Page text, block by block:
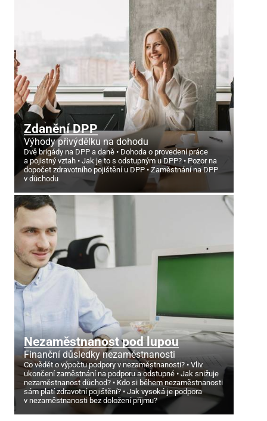
Zdanění DPP
Výhody přivýdělku na dohodu
Dvě brigády na DPP a daně
Dohoda o provedení práce
a pojistný vztah
Jak je to s odstupným u DPP?
Pozor na
dopočet zdravotního pojištění u DPP
Zaměstnání na DPP
v důchodu
Nezaměstnanost pod lupou
Finanční důsledky nezaměstnanosti
Co vědět o výpočtu podpory v nezaměstnanosti?
Vliv
ukončení zaměstnání na podporu a odstupné
Jak snižuje
nezaměstnanost důchod?
Kdo si během nezaměstnanosti
sám platí zdravotní pojištění?
Jak vysoká je podpora
v nezaměstnanosti bez doložení příjmu?